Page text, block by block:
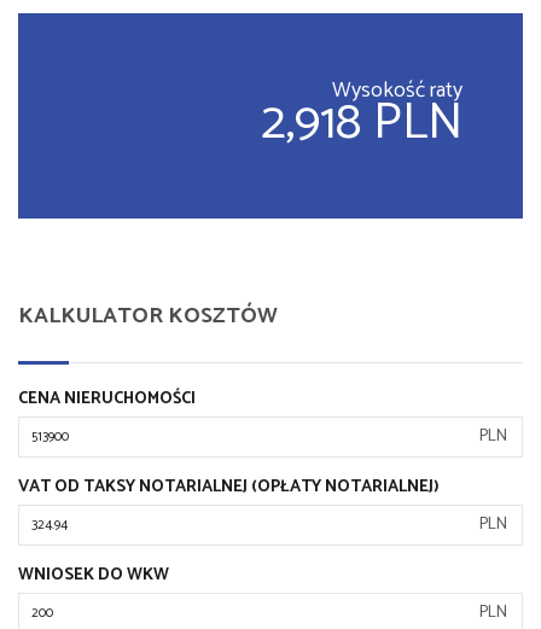
Wysokość raty
2,918 PLN
KALKULATOR KOSZTÓW
CENA NIERUCHOMOŚCI
PLN
VAT OD TAKSY NOTARIALNEJ (OPŁATY NOTARIALNEJ)
PLN
WNIOSEK DO WKW
PLN